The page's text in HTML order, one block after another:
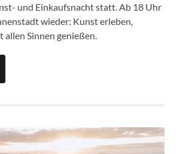
und Einkaufsnacht statt. Ab 18 Uhr
wieder: Kunst erleben,
allen Sinnen genießen.